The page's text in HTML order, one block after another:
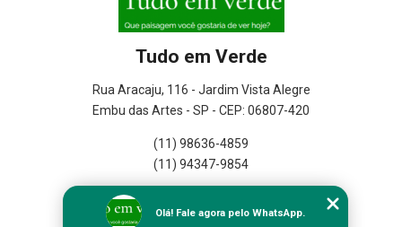
Tudo em Verde
Rua Aracaju, 116 - Jardim Vista Alegre
Embu das Artes - SP - CEP: 06807-420
(11) 98636-4859
(11) 94347-9854
Empresa
Olá! Fale agora pelo WhatsApp.